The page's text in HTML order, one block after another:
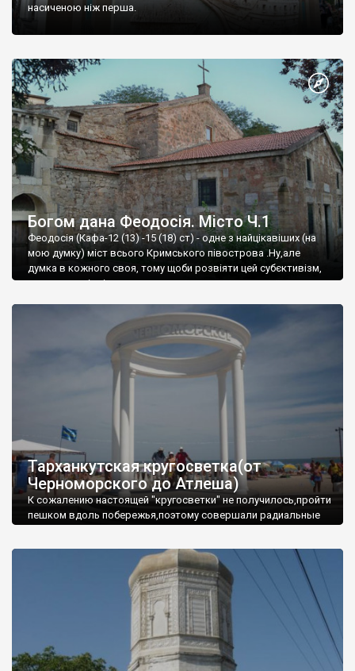
насиченою ніж перша.
Богом дана Феодосія. Місто Ч.1
Феодосія (Кафа-12 (13) -15 (18) ст) - одне з найцікавіших (на
мою думку) міст всього Кримського півострова .Ну,але
думка в кожного своя, тому щоби розвіяти цей субєктивізм,
запрошую відвідати це
Тарханкутская кругосветка(от
Черноморского до Атлеша)
К сожалению настоящей "кругосветки" не получилось,пройти
пешком вдоль побережья,поэтому совершали радиальные